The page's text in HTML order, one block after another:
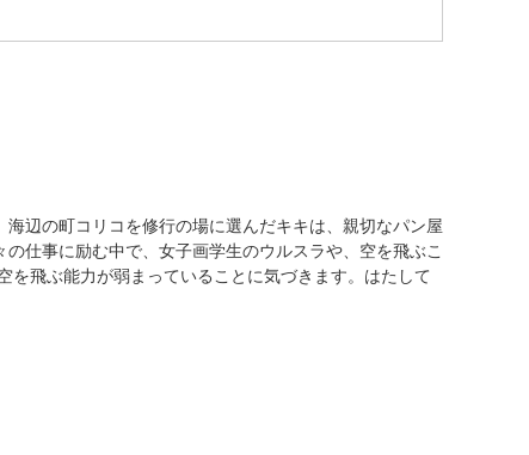
辺の町コリコを修行の場に選んだキキは、親切なパン屋
仕事に励む中で、女子画学生のウルスラや、空を飛ぶこ
飛ぶ能力が弱まっていることに気づきます。はたして